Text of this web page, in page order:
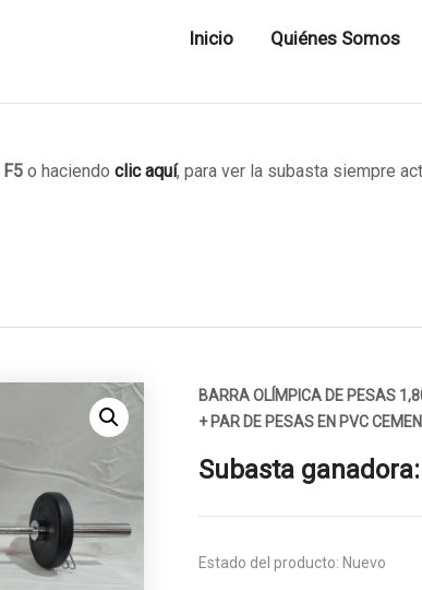
Inicio Quiénes Somos
F5 o haciendo clic aquí, para ver la subasta siempre
BARRA OLÍMPICA DE PESAS
+ PAR DE PESAS EN PVC
Subasta ganadora:
Estado del producto: Nuevo